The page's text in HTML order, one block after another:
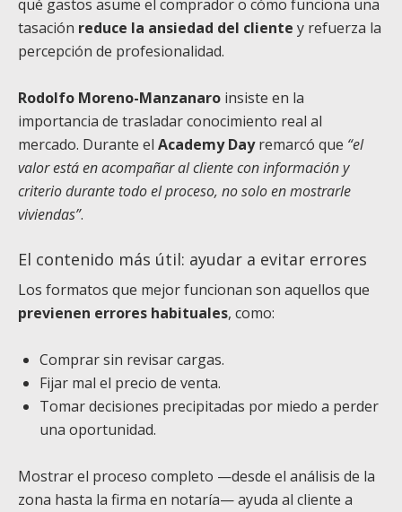
qué gastos asume el comprador o cómo funciona una
tasación reduce la ansiedad del cliente y refuerza la
percepción de profesionalidad.
Rodolfo Moreno-Manzanaro insiste en la
importancia de trasladar conocimiento real al
mercado. Durante el Academy Dayremarcó que “el
valor está en acompañar al cliente con información y
criterio durante todo el proceso, no solo en mostrarle
viviendas”.
El contenido más útil: ayudar a evitar errores
Los formatos que mejor funcionan son aquellos que
previenen errores habituales, como:
Comprar sin revisar cargas.
Fijar mal el precio de venta.
Tomar decisiones precipitadas por miedo a perder
una oportunidad.
Mostrar el proceso completo —desde el análisis de la
zona hasta la firma en notaría— ayuda al cliente a